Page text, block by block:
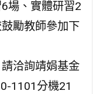
場、實體研習2
勵教師參加下
洽詢靖娟基金
1101分機21